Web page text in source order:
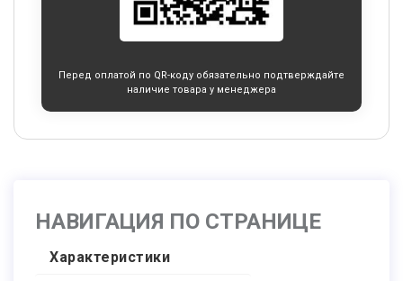
Перед оплатой по QR-коду обязательно подтверждайте
наличие товара у менеджера
НАВИГАЦИЯ ПО СТРАНИЦЕ
Характеристики